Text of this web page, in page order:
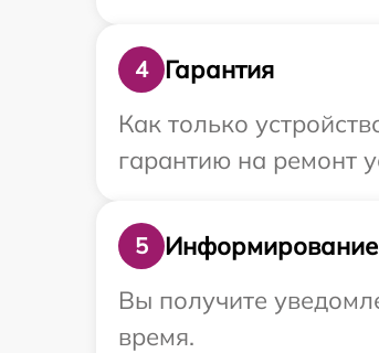
4
Гарантия
Как только
гарантию на ремонт
5
Информирование
Вы получите
время.